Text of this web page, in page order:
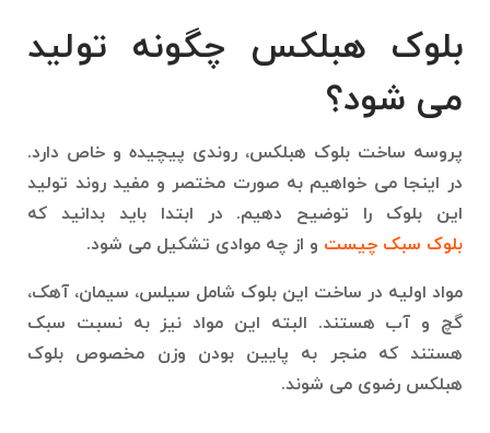
بلوک هبلکس چگونه تولید
می شود؟
پروسه ساخت بلوک هبلکس، روندی پیچیده و خاص دارد.
در اینجا می خواهیم به صورت مختصر و مفید روند تولید
این بلوک را توضیح دهیم. در ابتدا باید بدانید که
بلوک سبک چیست و از چه موادی تشکیل می شود.
مواد اولیه در ساخت این بلوک شامل سیلس، سیمان، آهک،
گچ و آب هستند. البته این مواد نیز به نسبت سبک
هستند که منجر به پایین بودن وزن مخصوص بلوک
هبلکس رضوی می شوند.